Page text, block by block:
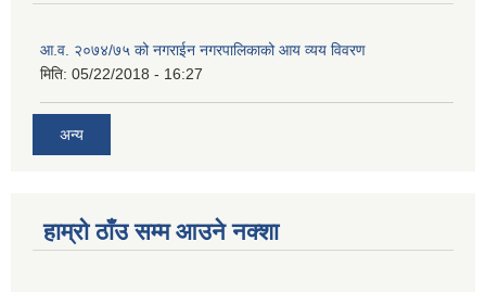
आ.व. २०७४/७५ को नगराईन नगरपालिकाको आय व्यय विवरण
मिति: 05/22/2018 - 16:27
अन्य
हाम्रो ठाँउ सम्म आउने नक्शा